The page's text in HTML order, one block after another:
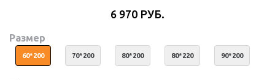
6 970 РУБ.
Размер
60*200 70*200 80*200 80*220 90*200